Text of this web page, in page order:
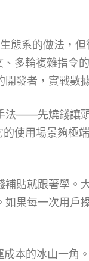
態系的做法，
多輪複雜指令
發者，實戰數
法——先燒錢讓
使用場景夠極
貼就跟著學。
果每一次用戶
本的冰山一角